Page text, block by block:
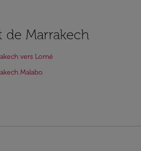
de Marrakech
vers Lomé
Malabo